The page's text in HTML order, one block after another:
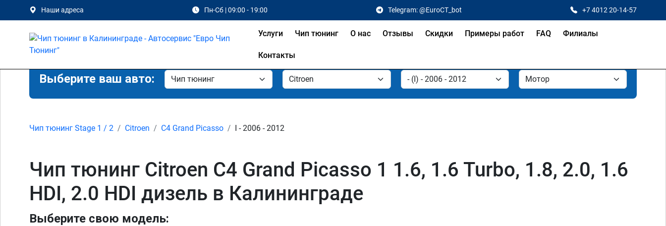
Наши адреса Пн-Сб | 09:00 - 19:00 Telegram: @EuroCT_bot +7 4012 20-14-57
Услуги Чип тюнинг О нас Отзывы Скидки Примеры работ FAQ Филиалы
Контакты
Выберите ваш авто:
Чип тюнинг Stage 1 / 2 Citroen C4 Grand Picasso I - 2006 - 2012
Чип тюнинг Citroen C4 Grand Picasso 1 1.6, 1.6 Turbo, 1.8, 2.0, 1.6
HDI, 2.0 HDI дизель в Калининграде
Выберите свою модель: